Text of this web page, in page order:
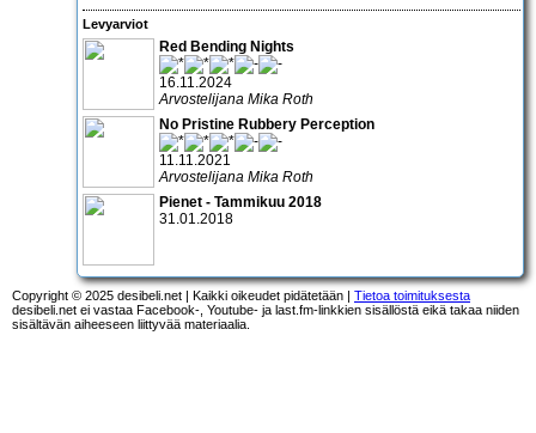
Levyarviot
Red Bending Nights
16.11.2024
Arvostelijana Mika Roth
No Pristine Rubbery Perception
11.11.2021
Arvostelijana Mika Roth
Pienet - Tammikuu 2018
31.01.2018
Copyright © 2025 desibeli.net | Kaikki oikeudet pidätetään | Tietoa toimituksesta
desibeli.net ei vastaa Facebook-, Youtube- ja last.fm-linkkien sisällöstä eikä takaa niiden
sisältävän aiheeseen liittyvää materiaalia.